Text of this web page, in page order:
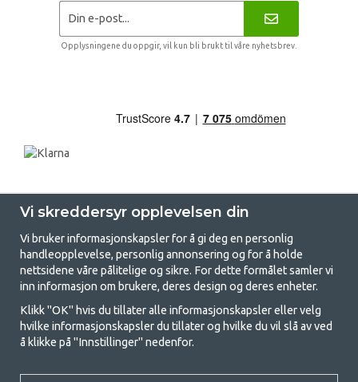
Opplysningene du oppgir, vil kun bli brukt til våre nyhetsbrev.
GetCamping - Din butikk for camping
og friluftsliv
Camping kan enten være en livsstil eller en måte å samle familien for et
felles eventyr. Uansett hvilken kategori du tilhører, finner du alt du
campe, og derfor tilbyr vi veldig gode priser på familietelt,
Vi skreddersyr opplevelsen din
Vi bruker informasjonskapsler for å gi deg en personlig
handleopplevelse, personlig annonsering og for å holde
nettsidene våre pålitelige og sikre. For dette formålet samler vi
inn informasjon om brukere, deres design og deres enheter.
Klikk "OK" hvis du tillater alle informasjonskapsler eller velg
hvilke informasjonskapsler du tillater og hvilke du vil slå av ved
å klikke på "Innstillinger" nedenfor.